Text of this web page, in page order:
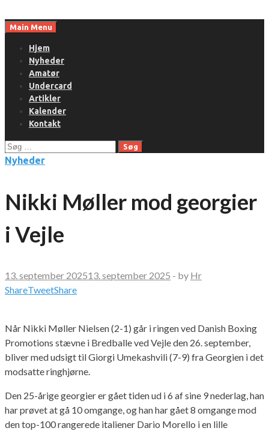
toMain Menu
Hjem
Nyheder
Amatør
Undercard
Artikler
Kalender
Kontakt
Søg
efter:
Nyheder
Nikki Møller mod georgier
i Vejle
13. september 202513. september 2025 - by Hr
ShareTweetShare
Når Nikki Møller Nielsen (2-1) går i ringen ved Danish Boxing
Promotions stævne i Bredballe ved Vejle den 26. september,
bliver med udsigt til Giorgi Umekashvili (7-9) fra Georgien i det
modsatte ringhjørne.
Den 25-årige georgier er gået tiden ud i 6 af sine 9 nederlag, han
har prøvet at gå 10 omgange, og han har gået 8 omgange mod
den top-100 rangerede italiener Dario Morello i en lille